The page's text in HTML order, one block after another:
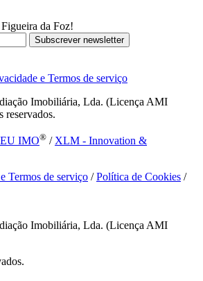
da Foz!
Subscrever newsletter
e Termos de serviço
Imobiliária, Lda. (Licença AMI
reservados.
IMO® / XLM - Innovation &
Termos de serviço /Política de Cookies /
Imobiliária, Lda. (Licença AMI